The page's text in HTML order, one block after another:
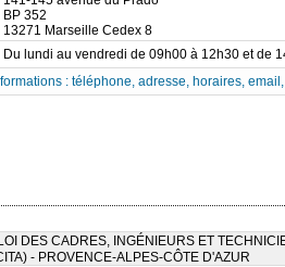
BP 352
13271 Marseille Cedex 8
Du lundi au vendredi de 09h00 à 12h30 et de
: téléphone, adresse, horaires,
DES CADRES, INGÉNIEURS ET
- PROVENCE-ALPES-CÔTE D'AZUR